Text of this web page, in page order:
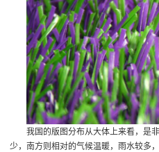
我国的版图分布从大体上来看，是
少，南方则相对的气候温暖，雨水较多